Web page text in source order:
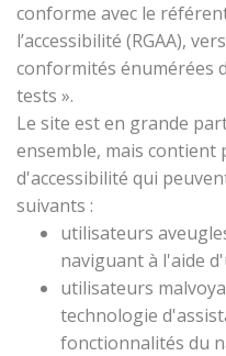
conforme avec le
l’accessibilité (RGAA),
conformités énumérées
tests ».
Le site est en grande
ensemble, mais contient
d'accessibilité qui
suivants :
utilisateurs
naviguant à l'aide
utilisateurs
technologie
fonctionnalités du